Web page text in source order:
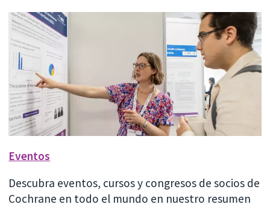
Eventos
Descubra eventos, cursos y congresos de socios de
Cochrane en todo el mundo en nuestro resumen